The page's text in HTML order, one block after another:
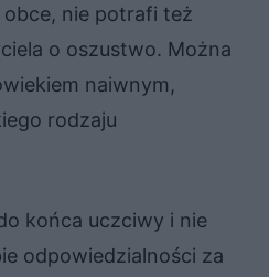
obce, nie potrafi też
o oszustwo. Można
naiwnym,
rodzaju
końca uczciwy i nie
odpowiedzialności za